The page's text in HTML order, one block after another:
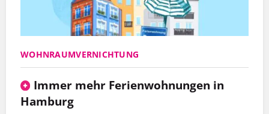
WOHNRAUMVERNICHTUNG
Immer mehr Ferienwohnungen in
Hamburg